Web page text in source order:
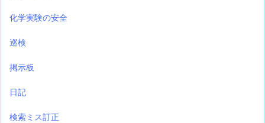
化学実験の安全
巡検
掲示板
日記
検索ミス訂正